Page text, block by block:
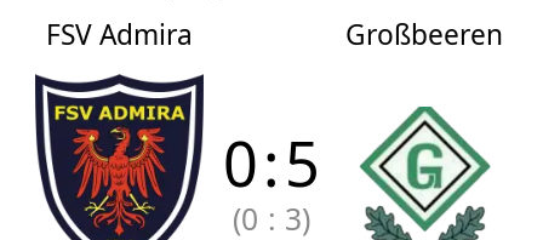
FSV Admira Großbeeren
0:5
(0 : 3)